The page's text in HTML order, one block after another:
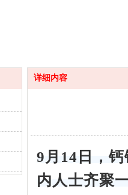
详细内容
9月14日，
内人士齐聚